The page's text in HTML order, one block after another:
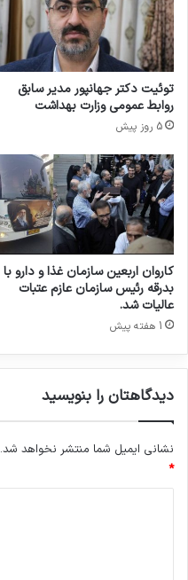
خ
ا
ر
ج
ش
د
ی
ر
د
ا
و
ی
ی
د
ا
ر
ی
توئیت دکتر جهانپور مدیر سابق
روابط عمومی وزارت بهداشت
5 روز پیش
کاروان اربعین سازمان غذا و دارو با
بدرقه رئیس سازمان عازم عتبات
عالیات شد.
1 هفته پیش
دیدگاهتان را بنویسید
نشانی ایمیل شما منتشر نخواهد شد.
*